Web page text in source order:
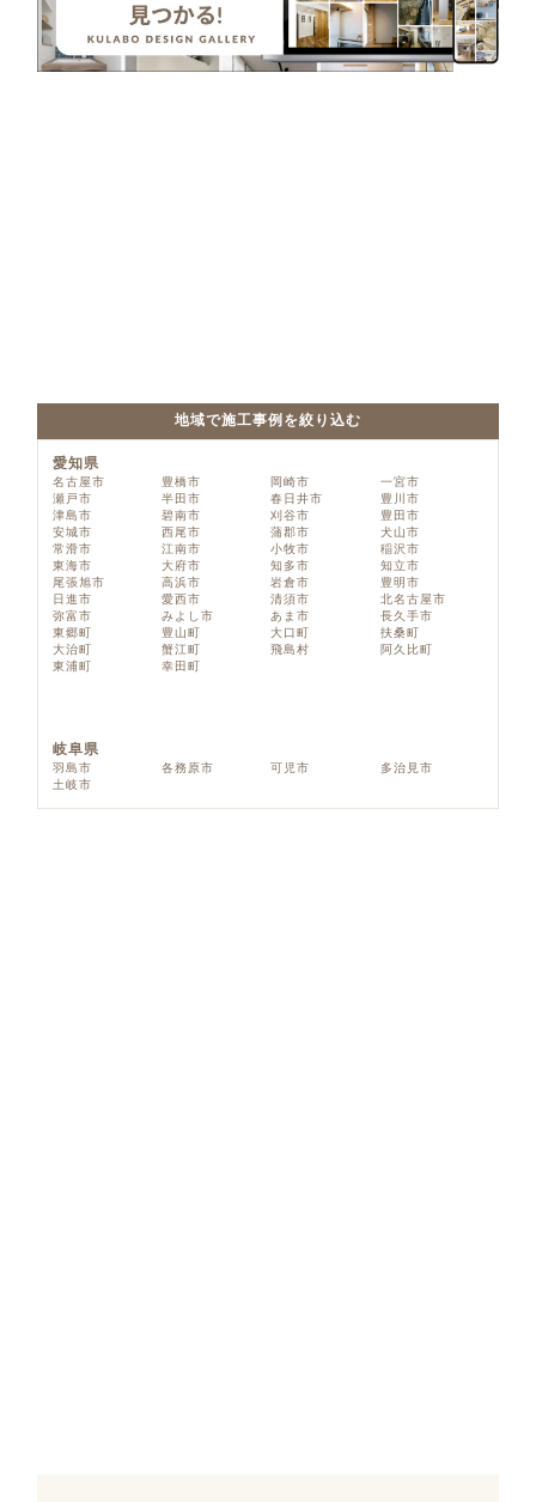
地域で施工事例を絞り込む
愛知県
名古屋市 豊橋市 岡崎市
一宮市
瀬戸市
半田市 春日井市
豊川市
津島市
碧南市 刈谷市
豊田市
安城市
西尾市 蒲郡市
犬山市
常滑市
江南市 小牧市
稲沢市
東海市
大府市 知多市
知立市
尾張旭市
高浜市 岩倉市
豊明市
日進市
愛西市 清須市
北名古屋市
弥富市
みよし市 あま市
長久手市
東郷町
豊山町 大口町
扶桑町
大治町
蟹江町 飛島村
阿久比町
東浦町
幸田町
岐阜県
羽島市 各務原市 可児市
多治見市
土岐市